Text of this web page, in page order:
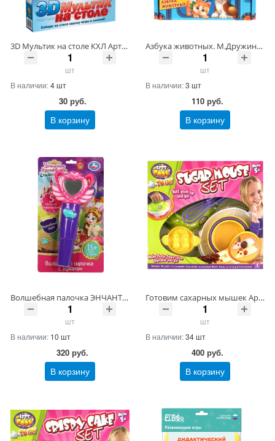
3D Мультик на столе КХЛ Артикул 03058-3 ШтрихКод 4606088030586
шт
В наличии:4 шт
30 руб.
В корзину
Азбука животных. М.Дружинина. IQ чемоданчик. 35 карточек в чемоданчике. Умные игры Артикул 315907-13 ШтрихКод 4680107930811
шт
В наличии:3 шт
110 руб.
В корзину
Волшебная палочка ЭНЧАНТИМАЛС 15 песен и звуков.зеркало.блист.бат Умка Артикул 2010M141-32 ШтрихКод 4650250554646
шт
В наличии: 10 шт
320 руб.
В корзину
Готовим сахарных мышек Артикул 04048-20 ШтрихКод 5029736038359
шт
В наличии:34 шт
400 руб.
В корзину